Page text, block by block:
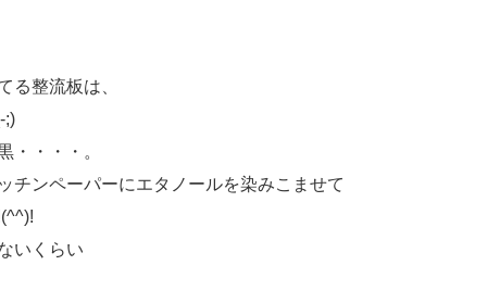
る整流板は、
;)
・・・・。
チンペーパーにエタノールを染みこませて
いくらい